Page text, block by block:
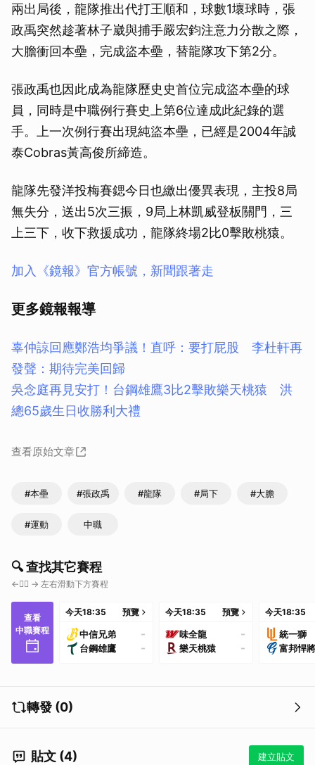
兩出局後，龍隊推出代打王順和，球數1壞球時，張
政禹突然趁著林子崴與捕手嚴宏鈞注意力分散之際，
大膽衝回本壘，完成盜本壘，替龍隊攻下第2分。
張政禹也因此成為龍隊歷史史首位完成盜本壘的球
員，同時是中職例行賽史上第6位達成此紀錄的選
手。上一次例行賽出現純盜本壘，已經是2004年誠
泰Cobras黃高俊所締造。
龍隊先發洋投梅賽鍶今日也繳出優異表現，主投8局
無失分，送出5次三振，9局上林凱威登板關門，三
上三下，收下救援成功，龍隊終場2比0擊敗桃猿。
加入《鏡報》官方帳號，新聞跟著走
更多鏡報報導
辜仲諒回應鄭浩均爭議！直呼：要打屁股 李杜軒再
發聲：期待完美回歸
吳念庭再見安打！台鋼雄鷹3比2擊敗樂天桃猿 洪
總65歲生日收勝利大禮
查看原始文章
#本壘 #張政禹 #龍隊 #局下 #大膽
#運動 中職
🔍 查找其它賽程
←👇🏼 → 左右滑動下方賽程
查看
中職賽程
今天18:35 預覽
中信兄弟 -
台鋼雄鷹 -
今天18:35 預覽
味全龍 -
樂天桃猿 -
今天18:35
統一獅
富邦悍將
轉發 (0)
貼文 (4) 建立貼文